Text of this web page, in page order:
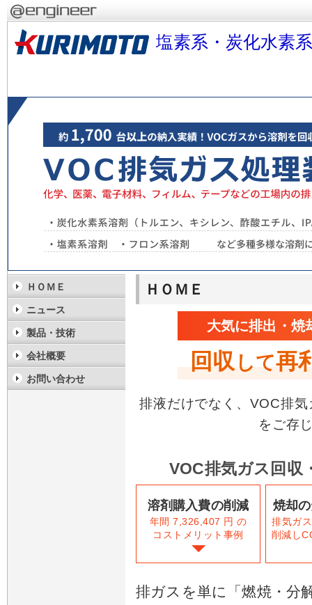
塩素系・炭化水素
ＨＯＭＥ
大気に排出・焼
回収 して再
排液だけでなく、VOC排
をご存
VOC排気ガス回収
溶剤購入費の削減
年間 7,326,407 円 の
コストメリット事例
焼却
排気ガ
削減し
排ガスを単に「燃焼・分
ＨＯＭＥ
ニュース
製品・技術
会社概要
お問い合わせ